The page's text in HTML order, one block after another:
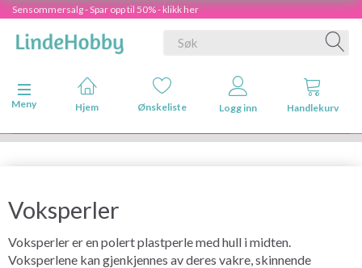
Sensommersalg - Spar opp til 50% - klikk her
Veksle navigasjon
Meny
Hjem Ønskeliste Logg inn Handlekurv
Voksperler
Voksperler er en polert plastperle med hull i midten.
Voksperlene kan gjenkjennes av deres vakre, skinnende